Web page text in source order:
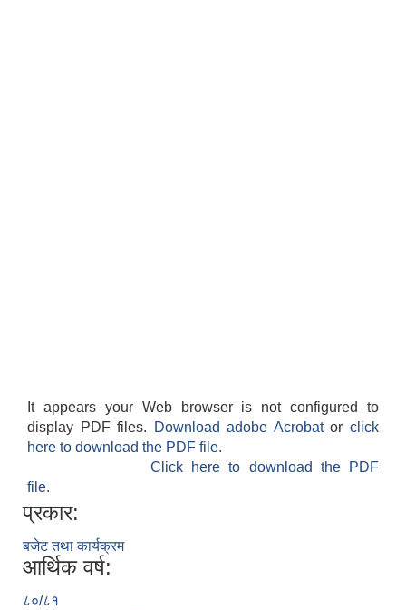
It appears your Web browser is not configured to
display PDF files.
Download adobe Acrobatorclick
here to download the PDF file.
Click here to download the PDF
file.
प्रकार:
बजेट तथा कार्यक्रम
आर्थिक वर्ष:
८०/८१